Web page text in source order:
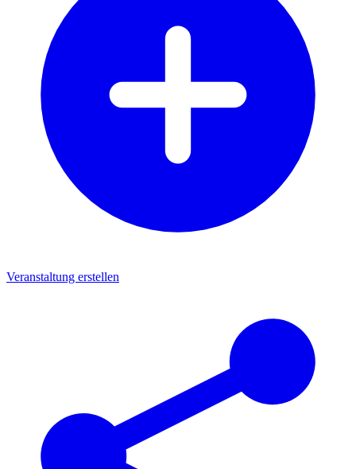
Veranstaltung erstellen